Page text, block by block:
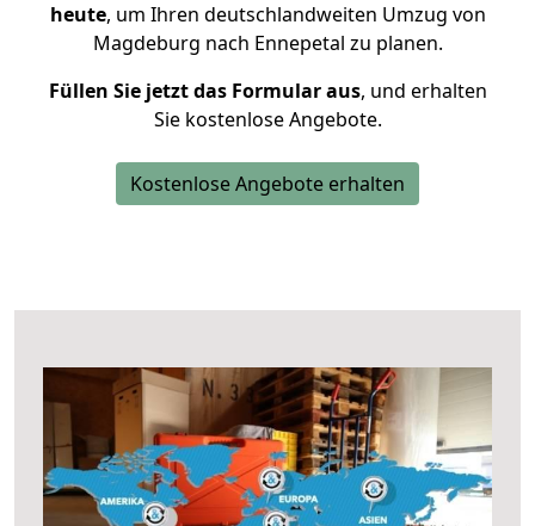
heute, um Ihren deutschlandweiten Umzug von
Magdeburg nach Ennepetal zu planen.
Füllen Sie jetzt das Formular aus, und erhalten
Sie kostenlose Angebote.
Kostenlose Angebote erhalten